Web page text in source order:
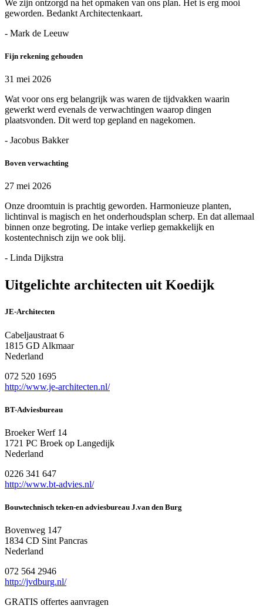
We zijn ontzorgd na het opmaken van ons plan. Het is erg mooi
geworden. Bedankt Architectenkaart.
- Mark de Leeuw
Fijn rekening gehouden
31 mei 2026
Wat voor ons erg belangrijk was waren de tijdvakken waarin
gewerkt werd evenals de verwachtingen waarop dingen
plaatsvonden. Dit werd top gepland en nagekomen.
- Jacobus Bakker
Boven verwachting
27 mei 2026
Onze droomtuin is prachtig geworden. Harmonieuze planten,
lichtinval is magisch en het onderhoudsplan scherp. En dat allemaal
binnen onze begroting. De intake verliep gemakkelijk en
kostentechnisch zijn we ook blij.
- Linda Dijkstra
Uitgelichte architecten uit Koedijk
JE-Architecten
Cabeljaustraat 6
1815 GD Alkmaar
Nederland
072 520 1695
http://www.je-architecten.nl/
BT-Adviesbureau
Broeker Werf 14
1721 PC Broek op Langedijk
Nederland
0226 341 647
http://www.bt-advies.nl/
Bouwtechnisch teken-en adviesbureau J.van den Burg
Bovenweg 147
1834 CD Sint Pancras
Nederland
072 564 2946
http://jvdburg.nl/
GRATIS offertes aanvragen